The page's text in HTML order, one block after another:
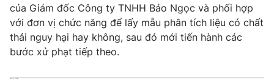
VTV Money VTV Thể thao
VTV Sức khoẻ
của Giám đốc Công ty TNHH Bảo Ngọc và phối hợp
với đơn vị chức năng để lấy mẫu phân tích liệu có chất
thải nguy hại hay không, sau đó mới tiến hành các
bước xử phạt tiếp theo.